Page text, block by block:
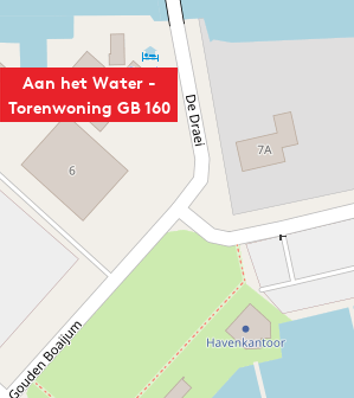
Aan het Water -
Torenwoning GB 160